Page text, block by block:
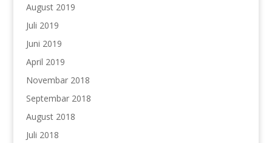
August 2019
Juli 2019
Juni 2019
April 2019
Novembar 2018
Septembar 2018
August 2018
Juli 2018